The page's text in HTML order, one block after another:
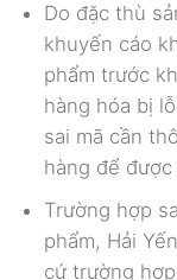
Do đặc thù
khuyến cáo
phẩm trước
hàng hóa bị
sai mã cần
hàng để
Trường hợp
phẩm, Hải
cứ trường